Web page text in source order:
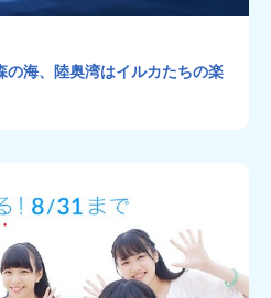
の海、陸奥湾はイルカたちの楽